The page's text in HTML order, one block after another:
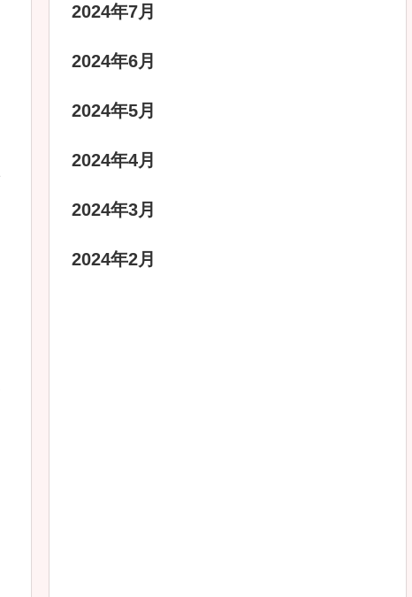
2024年7月
2024年6月
2024年5月
2024年4月
2024年3月
2024年2月